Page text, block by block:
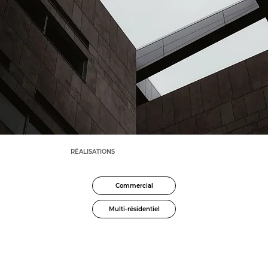
RÉALISATIONS
Commercial
Multi-résidentiel